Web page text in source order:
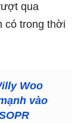
qua
có trong thời
Woo
vào